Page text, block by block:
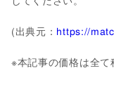
(出典元： https://
※本記事の価格は全て